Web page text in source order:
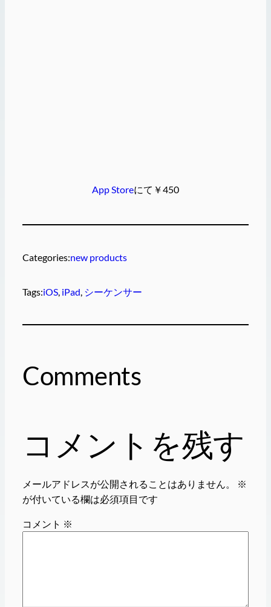
App Storeにて￥450
Categories:new products
Tags:iOS, iPad, シーケンサー
Comments
コメントを残す
メールアドレスが公開されることはありません。
※
が付いている欄は必須項目です
コメント ※